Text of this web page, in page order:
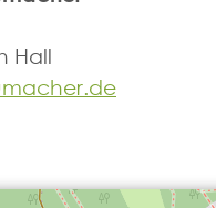
Hall